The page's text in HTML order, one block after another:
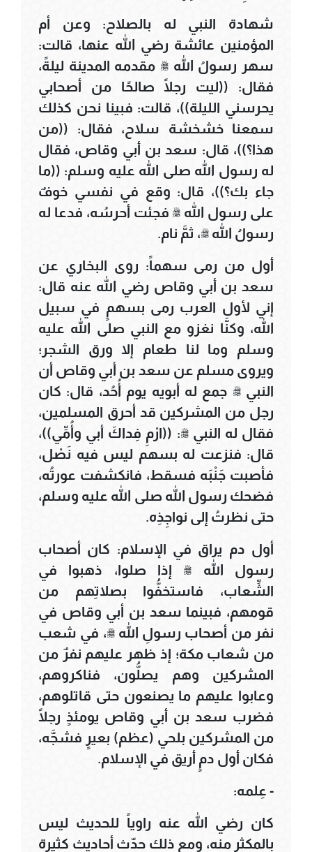
شهادة النبي له بالصلاح: وعن أم
المؤمنين عائشة رضي الله عنها، قالت:
سهر رسولُ الله ﷺ مقدمه المدينة ليلةً،
فقال: ((ليت رجلًا صالحًا من أصحابي
يحرسني الليلة))، قالت: فبينا نحن كذلك
سمعنا خشخشة سلاح، فقال: ((من
هذا؟))، قال: سعد بن أبي وقاص، فقال
له رسول الله صلى الله عليه وسلم: ((ما
جاء بك؟))، قال: وقع في نفسي خوفٌ
على رسول الله ﷺ فجئت أحرسُه، فدعا له
رسولُ الله ﷺ، ثمَّ نام.
أول من رمى سهماً: روى البخاري عن
سعد بن أبي وقاص رضي الله عنه قال:
إني لأول العرب رمى بسهمٍ في سبيل
الله، وكنَّا نغزو مع النبي صلى الله عليه
وسلم وما لنا طعام إلا ورق الشجر؛
ويروى مسلم عن سعد بن أبي وقاص أن
النبي ﷺ جمع له أبويه يوم أُحُد، قال: كان
رجل من المشركين قد أحرق المسلمين،
فقال له النبي ﷺ: ((ارْمِ فِداكَ أبي وأُمِّي))،
قال: فنزعت له بسهم ليس فيه نَصْل،
فأصبت جَنْبَه فسقط، فانكشفت عورتُه،
فضحك رسول الله صلى الله عليه وسلم،
حتى نظرتُ إلى نواجِذِه.
أول دم يراق في الإسلام: كان أصحاب
رسول الله ﷺ إذا صلوا، ذهبوا في
الشِّعاب، فاستخفُّوا بصلاتِهم من
قومهم، فبينما سعد بن أبي وقاص في
نفر من أصحاب رسولِ الله ﷺ، في شعب
من شعاب مكة؛ إذ ظهر عليهم نفرٌ من
المشركين وهم يصلُّون، فناكروهم،
وعابوا عليهم ما يصنعون حتى قاتلوهم،
فضرب سعد بن أبي وقاص يومئذٍ رجلًا
من المشركين بلحي (عظم) بعيرٍ فشجَّه،
فكان أول دمٍ أريق في الإسلام.
- عِلمه:
كان رضي الله عنه راوياً للحديث ليس
بالمكثر منه، ومع ذلك حدّث أحاديث كثيرة